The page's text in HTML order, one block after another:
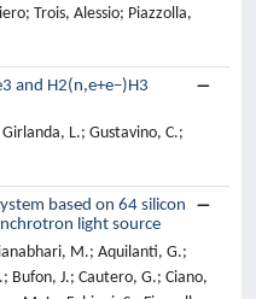
Trois, Alessio; Piazzolla,
and H2(n,e+e−)H3
L.; Gustavino, C.;
based on 64 silicon
light source
M.; Aquilanti, G.;
Bufon, J.; Cautero, G.; Ciano,